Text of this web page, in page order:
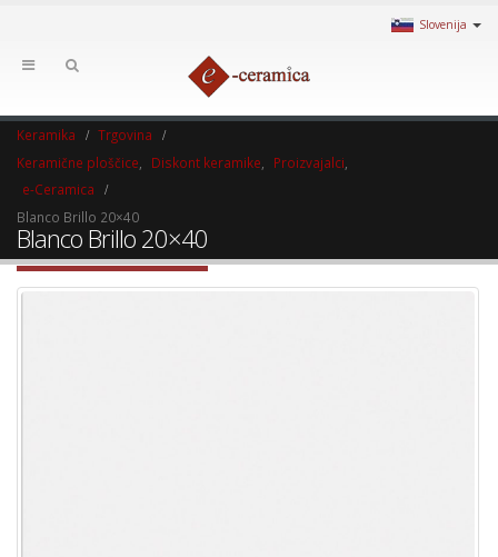
Slovenija
Keramika
Trgovina
Keramične ploščice
Diskont keramike Proizvajalci
e-Ceramica
Blanco Brillo 20×40
Blanco Brillo 20×40